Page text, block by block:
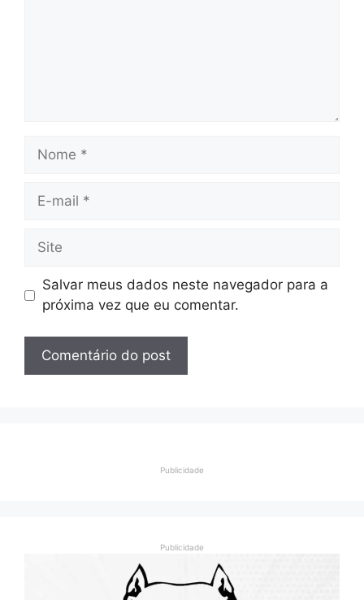
Nome
Site
Salvar meus dados neste navegador para a
próxima vez que eu comentar.
Publicidade
Publicidade